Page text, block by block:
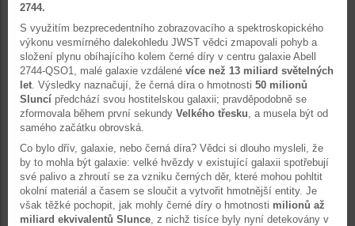
2744.
S využitím bezprecedentního zobrazovacího a spektroskopického
výkonu vesmírného dalekohledu JWST vědci zmapovali pohyb a
složení plynu obíhajícího kolem černé díry v centru galaxie Abell
2744-QSO1, malé galaxie vzdálené více než 13 miliard světelných
let . Výsledky naznačují, že černá díra o hmotnosti 50 milionů
Sluncí předchází svou hostitelskou galaxii; pravděpodobně se
zformovala během první sekundy Velkého třesku , a musela být od
samého začátku obrovská.
Co bylo dřív, galaxie, nebo černá díra? Vědci si dlouho mysleli, že
by to mohla být galaxie: velké hvězdy v existující galaxii spotřebují
své palivo a zhroutí se za vzniku černých děr, které mohou pohltit
okolní materiál a časem se sloučit a vytvořit hmotnější entity. Je
však těžké pochopit, jak mohly černé díry o hmotnosti milionů až
miliard ekvivalentů Slunce , z nichž tisíce byly nyní detekovány v